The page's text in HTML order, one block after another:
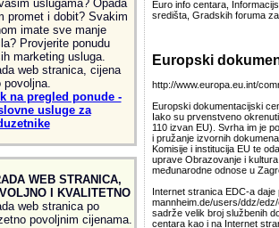
uslugama? Opada
promet i dobit? Svakim
imate sve manje
Provjerite ponudu
marketing usluga.
web stranica, cijena
povoljna.
na pregled ponude -
usluge za
WEB STRANICA,
I KVALITETNO
web stranica po
povoljnim cijenama.
Euro info centara,
središta, Gradskih foruma
Europski
http://www.europa.eu.int/
Europski dokumentacijski
Iako su prvenstveno
110 izvan EU). Svrha im je
i pružanje izvornih
Komisije i institucija EU te
uprave Obrazovanje i
međunarodne odnose u
Internet stranica EDC-a
mannheim.de/users/ddz/
sadrže velik broj službenih
centara kao i na Internet